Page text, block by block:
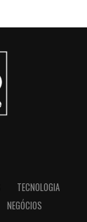
TECNOLOGIA
NEGÓCIOS